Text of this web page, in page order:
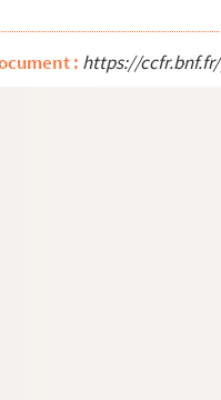
du XVIIesiècle
françoise, rédigé par...
Dame de la Trappe, pour
Trappe, 1772
et Basse Normandie, avec
Trappe, par ordre des
fermier général,
: https://ccfr.bnf.fr/